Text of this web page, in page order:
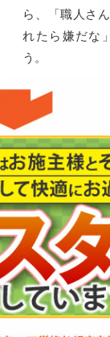
ら、「職人さ
れたら嫌だな
う。